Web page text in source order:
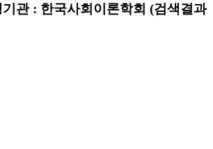
기관 : 한국사회이론학회 (검색결과